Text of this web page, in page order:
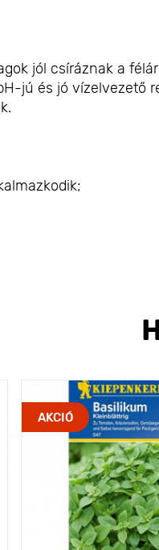
jól csíráznak a
jú és jó vízelvezető
AKCIÓ